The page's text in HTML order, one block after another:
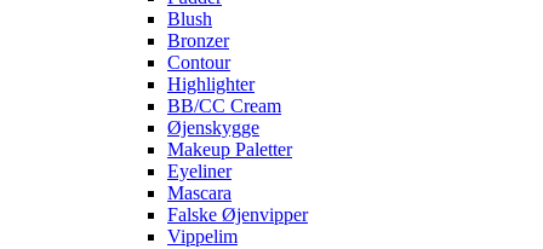
Blush
Bronzer
Contour
Highlighter
BB/CC Cream
Øjenskygge
Makeup Paletter
Eyeliner
Mascara
Falske Øjenvipper
Vippelim